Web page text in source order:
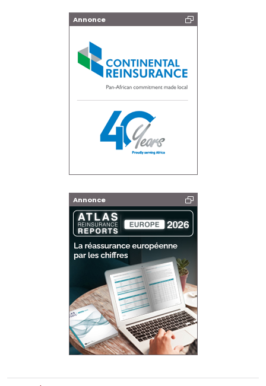
Annonce
Annonce